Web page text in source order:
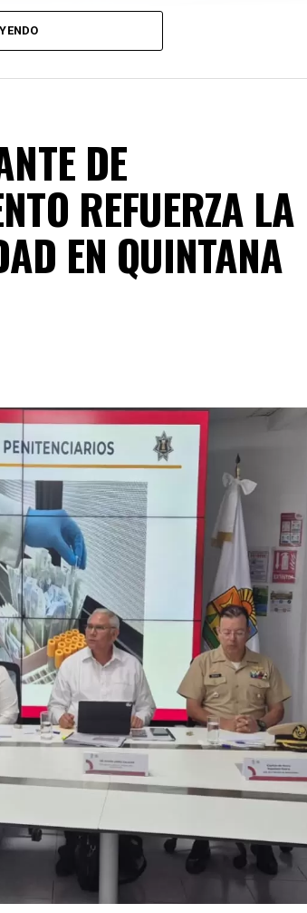
en campo permitieron la
de robo o probables hechos
preventivasa personas y unidades
y puntos de alta movilidad.
DE
REFUERZA LA
EN QUINTANA